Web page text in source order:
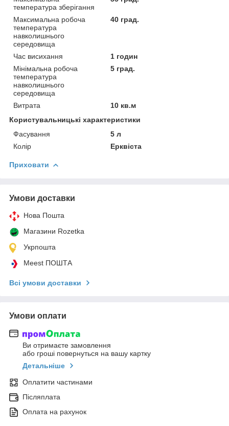
температура зберігання
Максимальна робоча
температура
навколишнього
середовища
40 град.
Час висихання
1 годин
Мінімальна робоча
температура
навколишнього
середовища
5 град.
Витрата
10 кв.м
Користувальницькі характеристики
Фасування
5 л
Колір
Ерквіста
Приховати
Умови доставки
Нова Пошта
Магазини Rozetka
Укрпошта
Meest ПОШТА
Всі умови доставки
Умови оплати
Ви отримаєте замовлення
або гроші повернуться на вашу картку
Детальніше
Оплатити частинами
Післяплата
Оплата на рахунок